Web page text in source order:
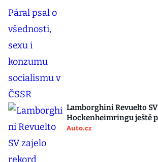
Lamborghini Revuelto
Hockenheimringu ještě
Auto.cz